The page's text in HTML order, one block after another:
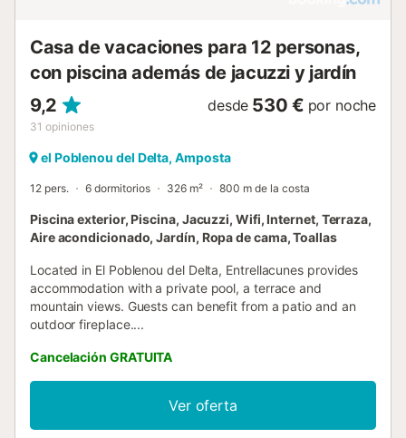
Casa de vacaciones para 12 personas,
con piscina además de jacuzzi y jardín
9,2
31 opiniones
desde 530 € por noche
el Poblenou del Delta, Amposta
12 pers. 6 dormitorios 326 m² 800 m de la costa
Piscina exterior, Piscina, Jacuzzi, Wifi, Internet, Terraza,
Aire acondicionado, Jardín, Ropa de cama, Toallas
Located in El Poblenou del Delta, Entrellacunes provides
accommodation with a private pool, a terrace and
mountain views. Guests can benefit from a patio and an
outdoor fireplace....
Cancelación GRATUITA
Ver oferta